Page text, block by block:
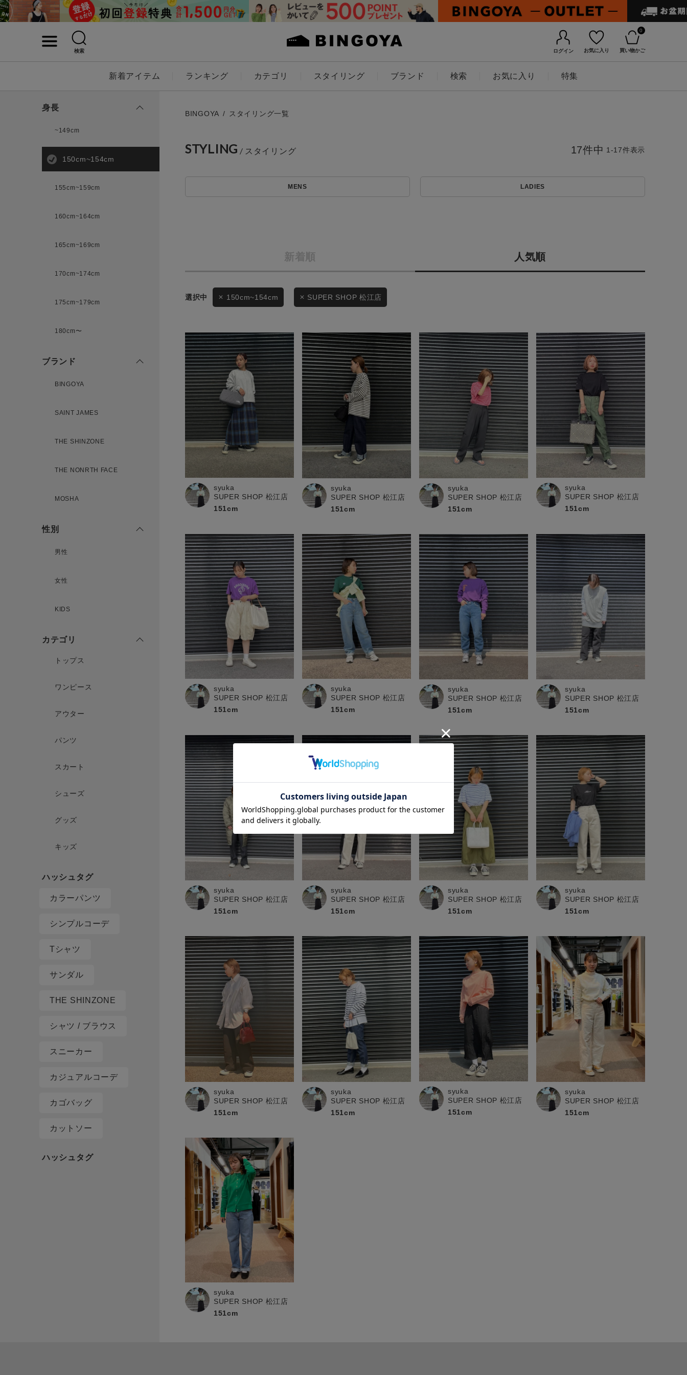
検索 ログイン お気に入り
0
買い物かご
新着アイテム ランキング カテゴリ スタイリング ブランド 検索 お気に入り 特集
ログイン / マイページ
注文履歴
カテゴリから探す
ブランドから探す
履き比べ可能商品から探す
会社概要
お知らせ・ご利用ガイド
お知らせ
ご利用ガイド
ギフトラッピング
お問い合わせ
BINGOYA
無料公式アプリダウンロード
キーワード
LADIES KIDS
価格
セール価格
在庫
在庫あり 在庫なし含む
この条件で絞り込む
身長
~149cm
150cm~154cm
155cm~159cm
160cm~164cm
165cm~169cm
170cm~174cm
175cm~179cm
180cm〜
ブランド
BINGOYA
SAINT JAMES
THE SHINZONE
THE NONRTH FACE
MOSHA
性別
男性
女性
KIDS
カテゴリ
トップス
ワンピース
アウター
パンツ
スカート
シューズ
グッズ
キッズ
カラーパンツ
シンプルコーデ
Tシャツ
サンダル
THE SHINZONE
シャツ / ブラウス
スニーカー
カジュアルコーデ
カゴバッグ
カットソー
BINGOYA スタイリング一覧
STYLING
MENS LADIES
新着順 人気順
17件中 1-17件表示
150cm~154cm SUPER SHOP 松江店
syuka
SUPER SHOP 松江店
151cm
syuka
SUPER SHOP 松江店
151cm
syuka
SUPER SHOP 松江店
151cm
syuka
SUPER SHOP 松江店
151cm
syuka
SUPER SHOP 松江店
151cm
syuka
SUPER SHOP 松江店
151cm
syuka
SUPER SHOP 松江店
151cm
syuka
SUPER SHOP 松江店
151cm
syuka
SUPER SHOP 松江店
151cm
syuka
SUPER SHOP 松江店
151cm
syuka
SUPER SHOP 松江店
151cm
syuka
SUPER SHOP 松江店
151cm
syuka
SUPER SHOP 松江店
151cm
syuka
SUPER SHOP 松江店
151cm
syuka
SUPER SHOP 松江店
151cm
syuka
SUPER SHOP 松江店
151cm
syuka
SUPER SHOP 松江店
151cm